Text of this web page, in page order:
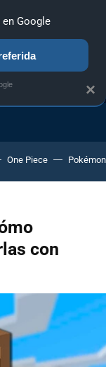
ONE
One Piece Pokémon
con
×
Google